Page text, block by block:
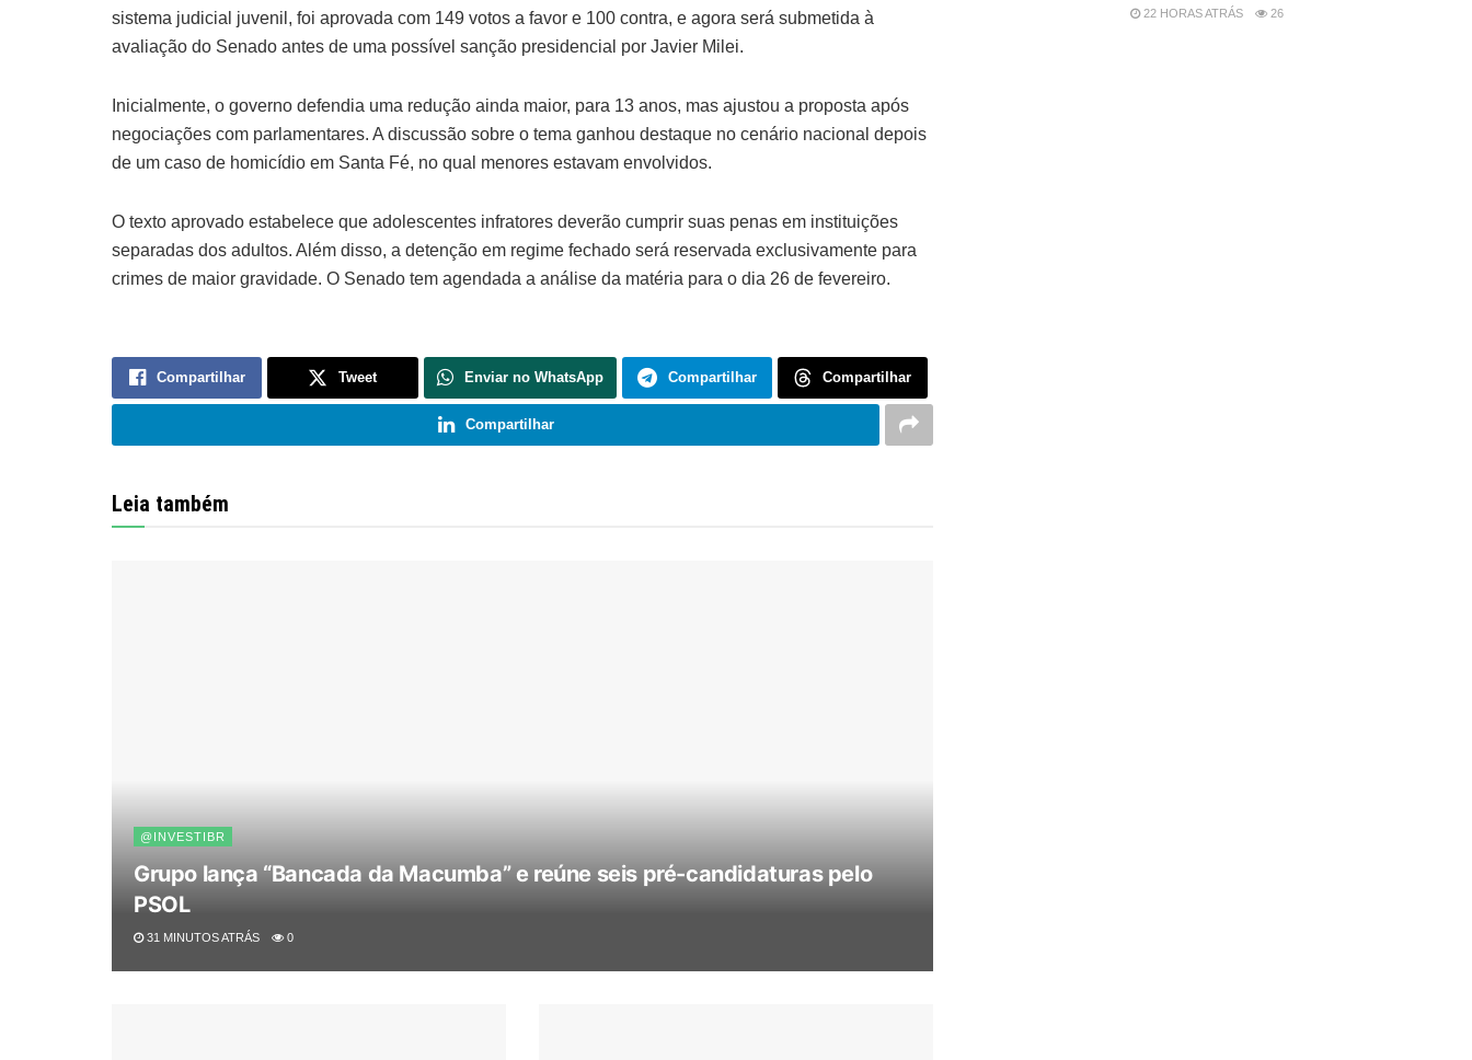
sistema judicial juvenil, foi aprovada com 149 votos a favor e 100 contra, e agora será submetida à
avaliação do Senado antes de uma possível sanção presidencial por Javier Milei.
Inicialmente, o governo defendia uma redução ainda maior, para 13 anos, mas ajustou a proposta após
negociações com parlamentares. A discussão sobre o tema ganhou destaque no cenário nacional depois
de um caso de homicídio em Santa Fé, no qual menores estavam envolvidos.
O texto aprovado estabelece que adolescentes infratores deverão cumprir suas penas em instituições
separadas dos adultos. Além disso, a detenção em regime fechado será reservada exclusivamente para
crimes de maior gravidade. O Senado tem agendada a análise da matéria para o dia 26 de fevereiro.
Compartilhar Tweet Enviar no WhatsApp Compartilhar Compartilhar
Compartilhar
Leia também
@INVESTIBR
Grupo lança “Bancada da Macumba” e reúne seis pré-candidaturas pelo
PSOL
31 MINUTOS ATRÁS 0
22 HORAS ATRÁS 26